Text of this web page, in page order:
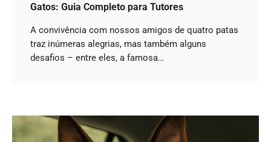
Gatos: Guia Completo para Tutores
A convivência com nossos amigos de quatro patas
traz inúmeras alegrias, mas também alguns
desafios – entre eles, a famosa…